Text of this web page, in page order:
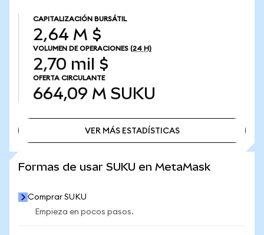
CAPITALIZACIÓN BURSÁTIL
2,64 M $
VOLUMEN DE OPERACIONES (24 H)
2,70 mil $
OFERTA CIRCULANTE
664,09 M SUKU
VER MÁS ESTADÍSTICAS
Formas de usar SUKU en MetaMask
Comprar SUKU
Empieza en pocos pasos.